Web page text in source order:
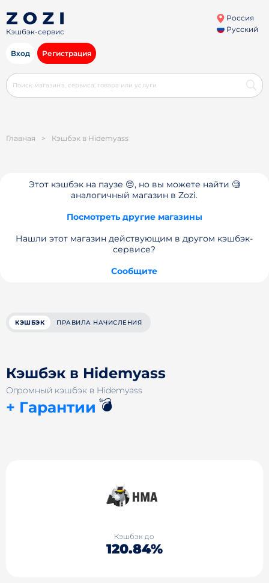
Кэшбэк-сервис
Россия
Русский
Вход Регистрация
Главная > Кэшбэк в Hidemyass
Этот кэшбэк на паузе 😔, но вы можете найти 🧐
аналогичный магазин в Zozi.
Посмотреть другие магазины
Нашли этот магазин действующим в другом кэшбэк-
сервисе?
Сообщите
КЭШБЭК ПРАВИЛА НАЧИСЛЕНИЯ
Кэшбэк в Hidemyass
Огромный кэшбэк в Hidemyass
+ Гарантии 💣
Кэшбэк до
120.84%